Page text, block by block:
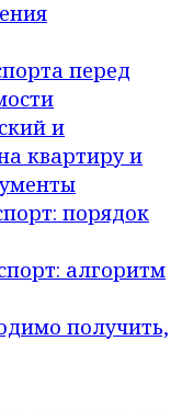
перед
и
квартиру и
порядок
алгоритм
получить,